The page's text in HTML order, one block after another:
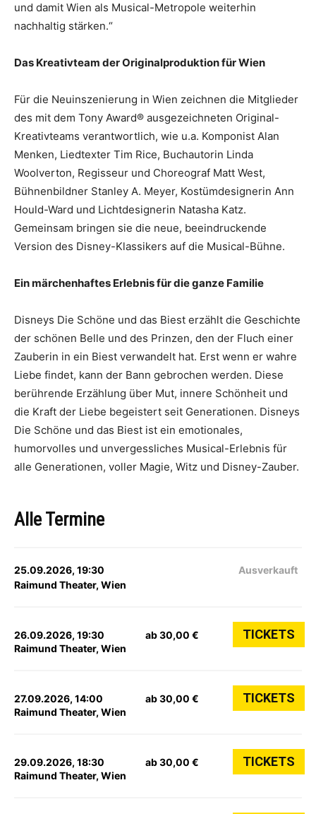
und damit Wien als Musical-Metropole weiterhin
nachhaltig stärken.“
Das Kreativteam der Originalproduktion für Wien
Für die Neuinszenierung in Wien zeichnen die Mitglieder
des mit dem Tony Award® ausgezeichneten Original-
Kreativteams verantwortlich, wie u.a. Komponist Alan
Menken, Liedtexter Tim Rice, Buchautorin Linda
Woolverton, Regisseur und Choreograf Matt West,
Bühnenbildner Stanley A. Meyer, Kostümdesignerin Ann
Hould-Ward und Lichtdesignerin Natasha Katz.
Gemeinsam bringen sie die neue, beeindruckende
Version des Disney-Klassikers auf die Musical-Bühne.
Ein märchenhaftes Erlebnis für die ganze Familie
Disneys Die Schöne und das Biest erzählt die Geschichte
der schönen Belle und des Prinzen, den der Fluch einer
Zauberin in ein Biest verwandelt hat. Erst wenn er wahre
Liebe findet, kann der Bann gebrochen werden. Diese
berührende Erzählung über Mut, innere Schönheit und
die Kraft der Liebe begeistert seit Generationen. Disneys
Die Schöne und das Biest ist ein emotionales,
humorvolles und unvergessliches Musical-Erlebnis für
alle Generationen, voller Magie, Witz und Disney-Zauber.
Alle Termine
25.09.2026, 19:30
Raimund Theater, Wien
Ausverkauft
26.09.2026, 19:30
Raimund Theater, Wien
ab 30,00 € TICKETS
27.09.2026, 14:00
Raimund Theater, Wien
ab 30,00 € TICKETS
29.09.2026, 18:30
Raimund Theater, Wien
ab 30,00 € TICKETS